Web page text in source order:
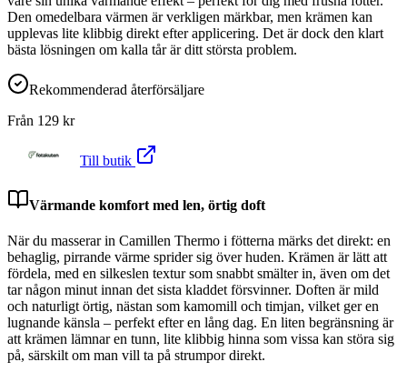
Den omedelbara värmen är verkligen märkbar, men krämen kan
upplevas lite klibbig direkt efter applicering. Det är dock den klart
bästa lösningen om kalla tår är ditt största problem.
Rekommenderad återförsäljare
Från 129 kr
Till butik
Värmande komfort med len, örtig doft
När du masserar in Camillen Thermo i fötterna märks det direkt: en
behaglig, pirrande värme sprider sig över huden. Krämen är lätt att
fördela, med en silkeslen textur som snabbt smälter in, även om det
tar någon minut innan det sista kladdet försvinner. Doften är mild
och naturligt örtig, nästan som kamomill och timjan, vilket ger en
lugnande känsla – perfekt efter en lång dag. En liten begränsning är
att krämen lämnar en tunn, lite klibbig hinna som vissa kan störa sig
på, särskilt om man vill ta på strumpor direkt.